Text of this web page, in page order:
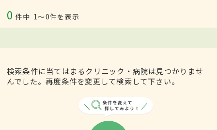
0 件中 1〜0件を表示
検索条件に当てはまるクリニック・病院は見つかりませ
んでした。再度条件を変更して検索して下さい。